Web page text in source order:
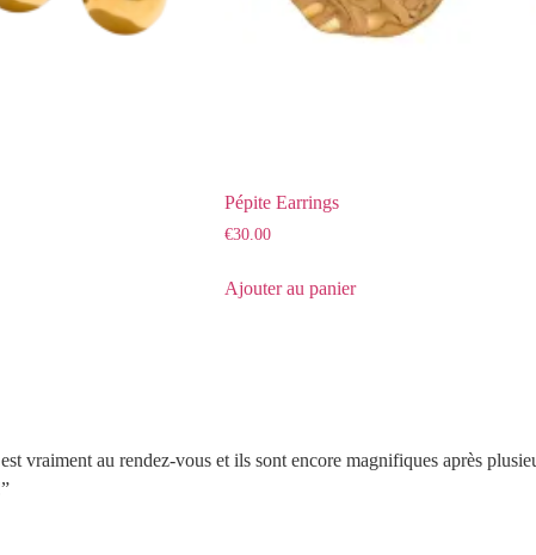
Pépite Earrings
€30.00
Ajouter au panier
vraiment au rendez-vous et ils sont encore magnifiques après